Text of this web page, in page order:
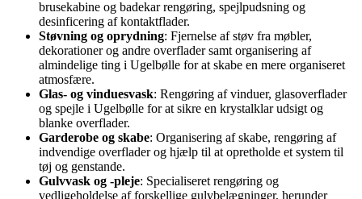
brusekabine og badekar rengøring, spejlpudsning og
desinficering af kontaktflader.
Støvning og oprydning: Fjernelse af støv fra møbler,
dekorationer og andre overflader samt organisering af
almindelige ting i Ugelbølle for at skabe en mere organiseret
atmosfære.
Glas- og vinduesvask: Rengøring af vinduer, glasoverflader
og spejle i Ugelbølle for at sikre en krystalklar udsigt og
blanke overflader.
Garderobe og skabe: Organisering af skabe, rengøring af
indvendige overflader og hjælp til at opretholde et system til
tøj og genstande.
Gulvvask og -pleje: Specialiseret rengøring og
vedligeholdelse af forskellige gulvbelægninger, herunder